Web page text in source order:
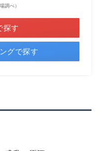
調べ）
探す
グで探す